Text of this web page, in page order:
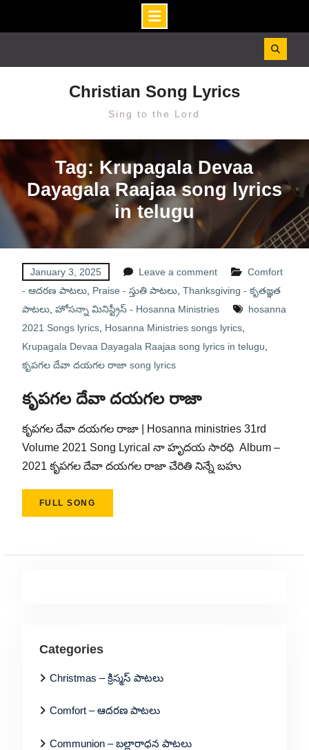
Christian Song Lyrics
Sing to the Lord
Tag: Krupagala Devaa
Dayagala Raajaa song lyrics
in telugu
January 3, 2025 Leave a comment
Comfort
- ఆదరణ పాటలు, Praise - స్తుతి పాటలు, Thanksgiving - కృతజ్ఞత
పాటలు, హోసన్నా మినిస్ట్రీస్ - Hosanna Ministries
hosanna
2021 Songs lyrics, Hosanna Ministries songs lyrics,
Krupagala Devaa Dayagala Raajaa song lyrics in telugu
కృపగల దేవా దయగల రాజా song lyrics
కృపగల దేవా దయగల రాజా
కృపగల దేవా దయగల రాజా | Hosanna ministries 31rd
Volume 2021 Song Lyrical నా హృదయ సారధి Album –
2021 కృపగల దేవా దయగల రాజా చేరితి నిన్నే బహు
FULL SONG
Categories
Christmas – క్రిస్మస్ పాటలు
Comfort – ఆదరణ పాటలు
Communion – బల్లారాధన పాటలు